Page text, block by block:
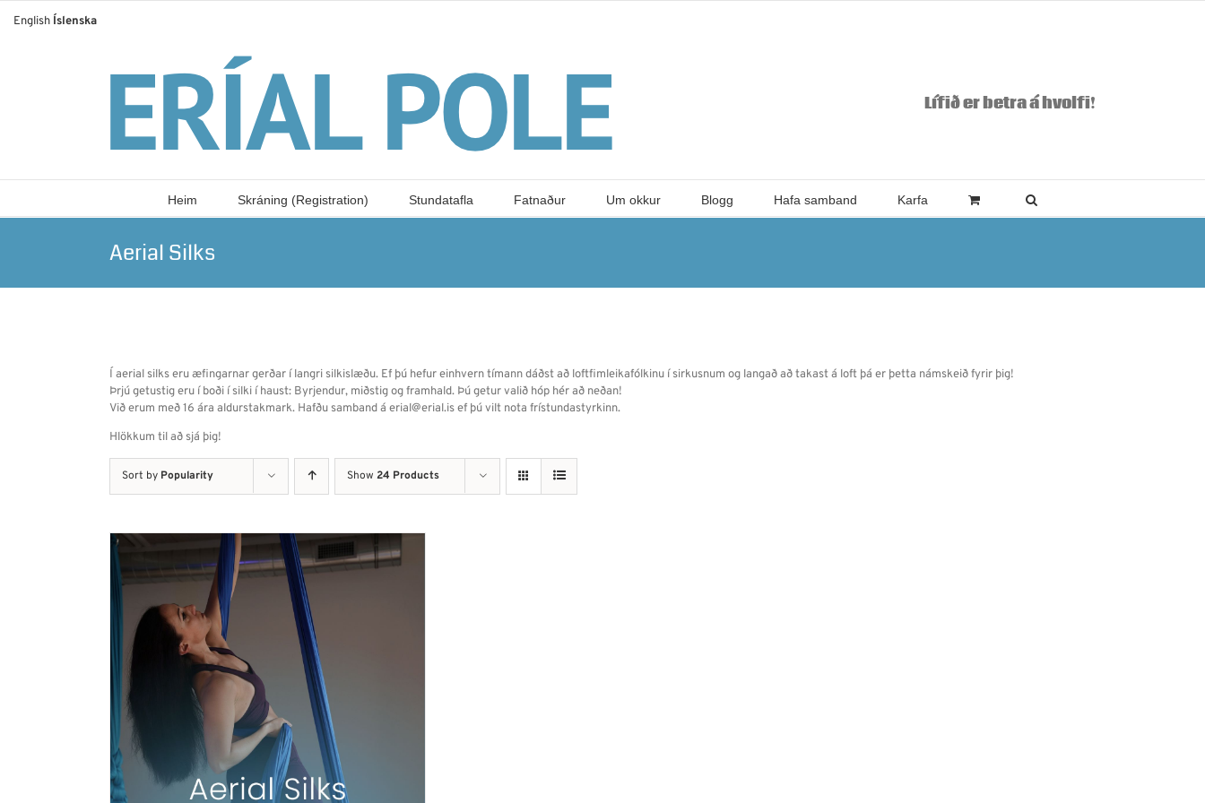
Lífið er betra á hvolfi!
Heim Skráning (Registration) Stundatafla Fatnaður Um okkur Blogg Hafa samband Karfa
Aerial Silks
Í aerial silks eru æfingarnar gerðar í langri silkislæðu. Ef þú hefur einhvern tímann dáðst að loftfimleikafólkinu í sirkusnum og langað að takast á loft þá er þetta námskeið fyrir þig!
Þrjú getustig eru í boði í silki í haust: Byrjendur, miðstig og framhald. Þú getur valið hóp hér að neðan!
Við erum með 16 ára aldurstakmark. Hafðu samband á erial@erial.is ef þú vilt nota frístundastyrkinn.
Hlökkum til að sjá þig!
Sort by Popularity Show 24 Products
English Íslenska